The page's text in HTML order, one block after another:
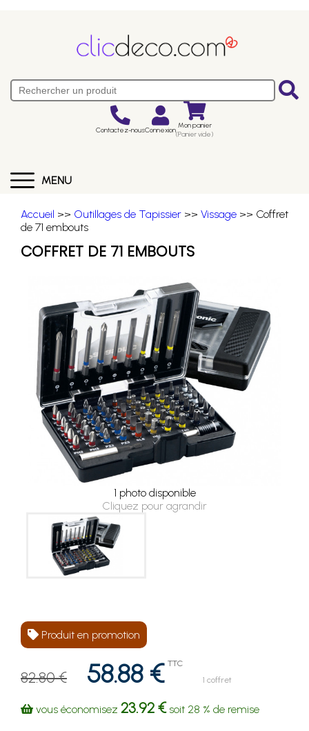
Contactez-nousConnexion Mon panier
(Panier vide)
MENU
Accueil >> Outillages de Tapissier >> Vissage >> Coffret
de 71 embouts
COFFRET DE 71 EMBOUTS
1 photo disponible
Cliquez pour agrandir
Produit en promotion
82.80 € 58.88 € TTC
1 coffret
vous économisez 23.92 €soit 28 % de remise